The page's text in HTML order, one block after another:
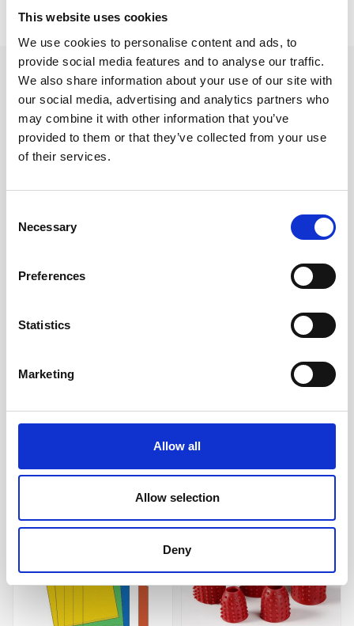
This website uses cookies
We use cookies to personalise content and ads, to
provide social media features and to analyse our traffic.
We also share information about your use of our site with
our social media, advertising and analytics partners who
may combine it with other information that you’ve
provided to them or that they’ve collected from your use
of their services.
Selection
Necessary
Preferences
Statistics
Marketing
Allow all
Allow selection
Deny
Lägsta pris senaste 30 dagarna är 10 kr (2026-08-09)
Andra tittade även på
Plastregister A4 1-15 vit
Andra köpte även